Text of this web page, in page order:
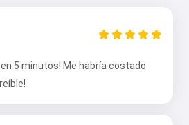
5 minutos! Me habría costado